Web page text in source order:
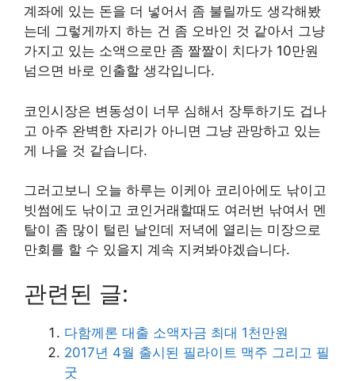
계좌에 있는 돈을 더 넣어서 좀 불릴까도 생각해봤
는데 그렇게까지 하는 건 좀 오바인 것 같아서 그냥
가지고 있는 소액으로만 좀 짤짤이 치다가 10만원
넘으면 바로 인출할 생각입니다.
코인시장은 변동성이 너무 심해서 장투하기도 겁나
고 아주 완벽한 자리가 아니면 그냥 관망하고 있는
게 나을 것 같습니다.
그러고보니 오늘 하루는 이케아 코리아에도 낚이고
빗썸에도 낚이고 코인거래할때도 여러번 낚여서 멘
탈이 좀 많이 털린 날인데 저녁에 열리는 미장으로
만회를 할 수 있을지 계속 지켜봐야겠습니다.
관련된 글:
다함께론 대출 소액자금 최대 1천만원
2017년 4월 출시된 필라이트 맥주 그리고 필
굿